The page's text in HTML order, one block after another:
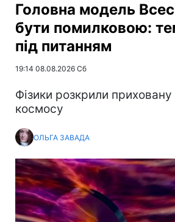
Головна модель
бути помилковою:
під питанням
19:14 08.08.2026 Сб
Фізики розкрили
космосу
ОЛЬГА ЗАВАДА